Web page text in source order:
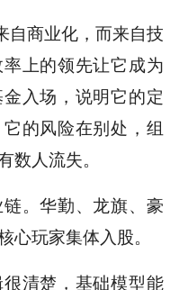
自商业化，而来自技
上的领先让它成为
入场，说明它的定
的风险在别处，组
数人流失。
。华勤、龙旗、豪
心玩家集体入股。
清楚，基础模型能